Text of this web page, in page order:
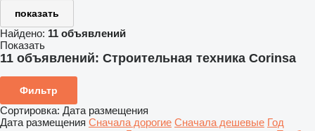
показать
Найдено: 11 объявлений
Показать
11 объявлений: Строительная техника Corinsa
Фильтр
Сортировка: Дата размещения
Дата размещения Сначала дорогие Сначала дешевые Год